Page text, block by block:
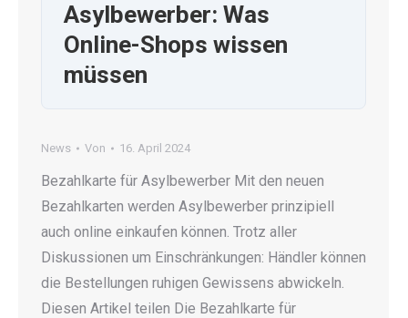
Asylbewerber: Was
Online-Shops wissen
müssen
News Von 16. April 2024
Bezahlkarte für Asylbewerber Mit den neuen
Bezahlkarten werden Asylbewerber prinzipiell
auch online einkaufen können. Trotz aller
Diskussionen um Einschränkungen: Händler können
die Bestellungen ruhigen Gewissens abwickeln.
Diesen Artikel teilen Die Bezahlkarte für